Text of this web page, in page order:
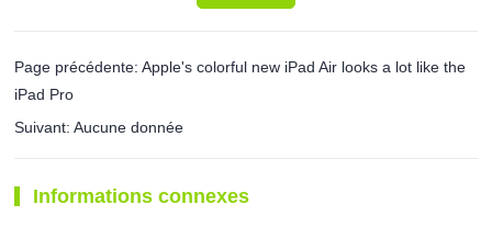
Page précédente: Apple's colorful new iPad Air looks a lot like the
iPad Pro
Suivant: Aucune donnée
Informations connexes